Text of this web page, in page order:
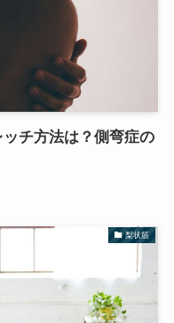
チ方法は？側弯症の
梨状筋